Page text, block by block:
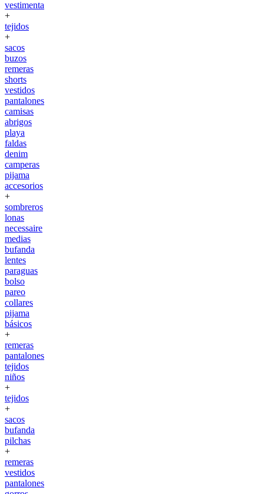
vestimenta
+
tejidos
+
sacos
buzos
remeras
shorts
vestidos
pantalones
camisas
abrigos
playa
faldas
denim
camperas
pijama
accesorios
+
sombreros
lonas
necessaire
medias
bufanda
lentes
paraguas
bolso
pareo
collares
pijama
básicos
+
remeras
pantalones
tejidos
niños
+
tejidos
+
sacos
bufanda
pilchas
+
remeras
vestidos
pantalones